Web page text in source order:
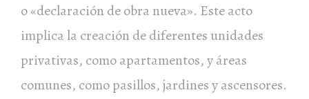
o «declaración de obra nueva». Este acto
implica la creación de diferentes unidades
privativas, como apartamentos, y áreas
comunes, como pasillos, jardines y ascensores.